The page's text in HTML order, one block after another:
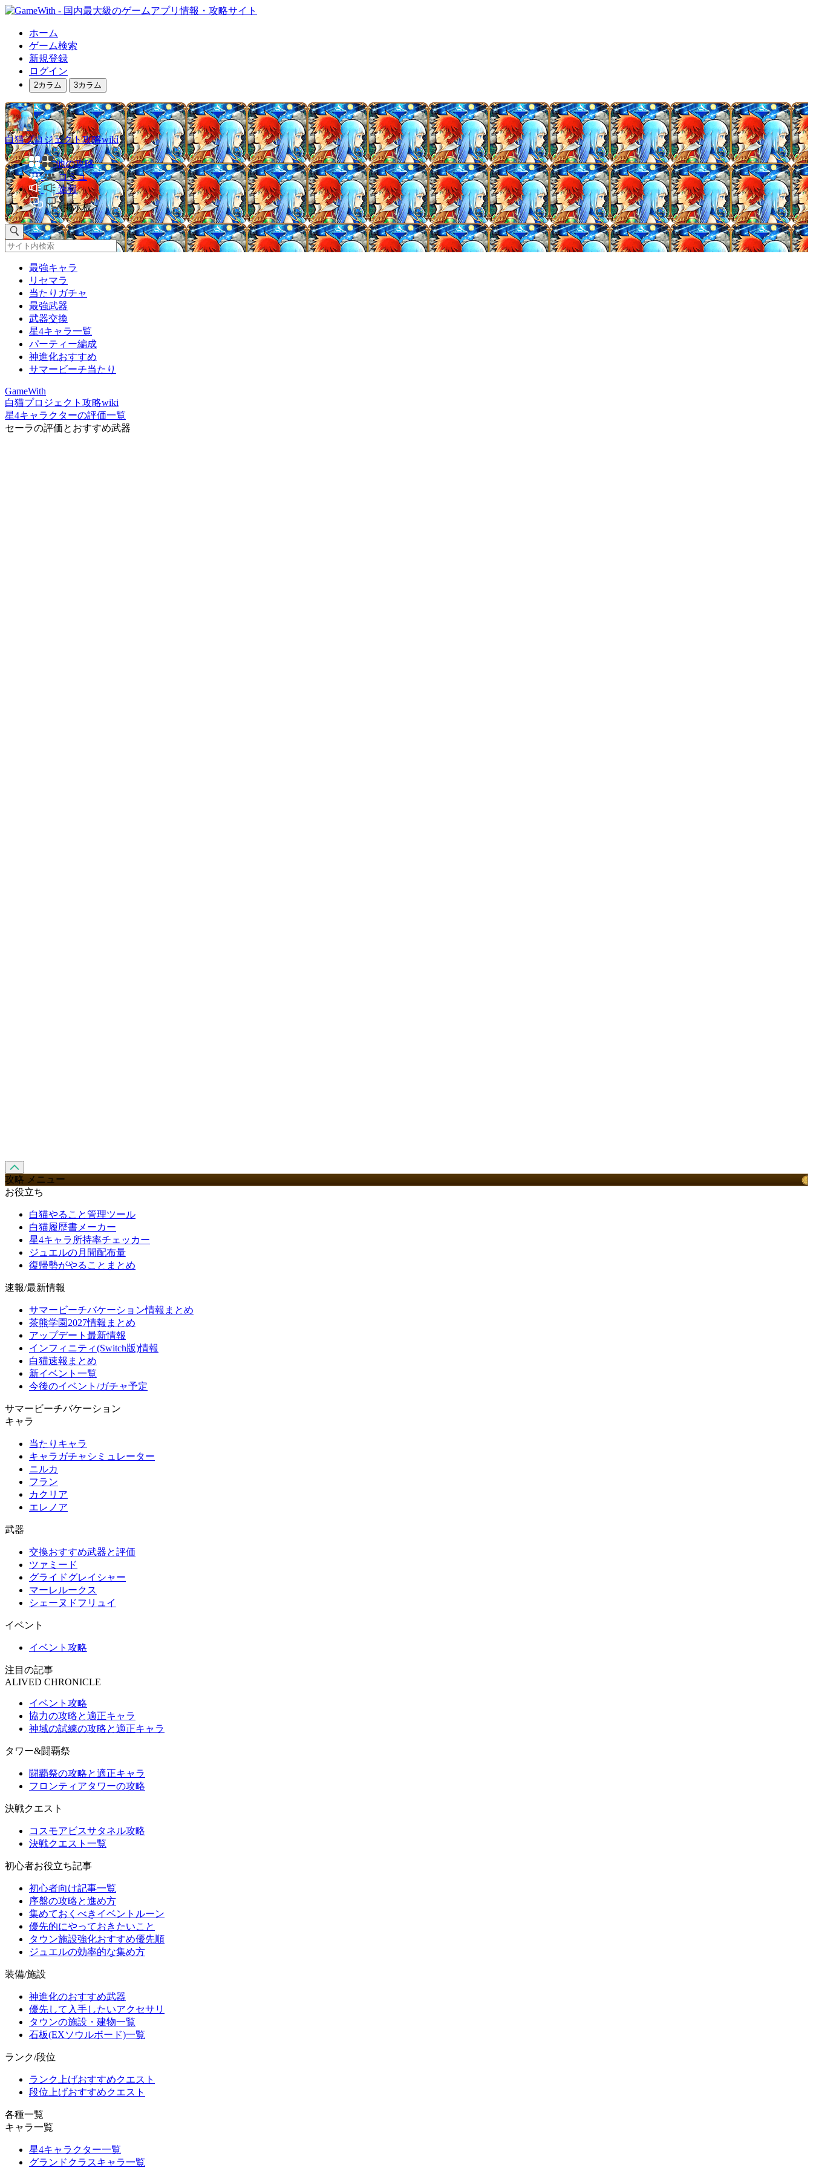
ホーム
ゲーム検索
新規登録
ログイン
2カラム 3カラム
白猫プロジェクト攻略wiki
他の攻略
コミュ
速報
掲示板
最強キャラ
リセマラ
当たりガチャ
最強武器
武器交換
星4キャラ一覧
パーティー編成
神進化おすすめ
サマービーチ当たり
GameWith
白猫プロジェクト攻略wiki
星4キャラクターの評価一覧
セーラの評価とおすすめ武器
攻略 メニュー
お役立ち
白猫やること管理ツール
白猫履歴書メーカー
星4キャラ所持率チェッカー
ジュエルの月間配布量
復帰勢がやることまとめ
速報/最新情報
サマービーチバケーション情報まとめ
茶熊学園2027情報まとめ
アップデート最新情報
インフィニティ(Switch版)情報
白猫速報まとめ
新イベント一覧
今後のイベント/ガチャ予定
サマービーチバケーション
キャラ
当たりキャラ
キャラガチャシミュレーター
ニルカ
フラン
カクリア
エレノア
武器
交換おすすめ武器と評価
ツァミード
グライドグレイシャー
マーレルークス
シェーヌドフリュイ
イベント
イベント攻略
注目の記事
ALIVED CHRONICLE
イベント攻略
協力の攻略と適正キャラ
神域の試練の攻略と適正キャラ
タワー&闘覇祭
闘覇祭の攻略と適正キャラ
フロンティアタワーの攻略
決戦クエスト
コスモアビスサタネル攻略
決戦クエスト一覧
初心者お役立ち記事
初心者向け記事一覧
序盤の攻略と進め方
集めておくべきイベントルーン
優先的にやっておきたいこと
タウン施設強化おすすめ優先順
ジュエルの効率的な集め方
装備/施設
神進化のおすすめ武器
優先して入手したいアクセサリ
タウンの施設・建物一覧
石板(EXソウルボード)一覧
ランク/段位
ランク上げおすすめクエスト
段位上げおすすめクエスト
各種一覧
キャラ一覧
星4キャラクター一覧
グランドクラスキャラ一覧